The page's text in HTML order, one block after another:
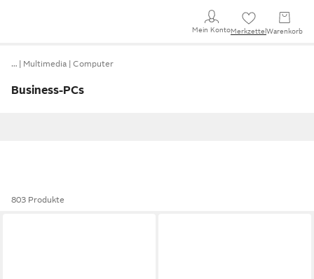
Mein KontoMerkzettel Warenkorb
… Multimedia Computer
Business-PCs
803 Produkte